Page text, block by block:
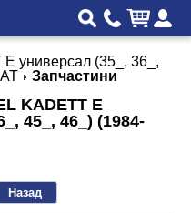
E универсал (35_, 36_,
Запчастини
KADETT E
45_, 46_) (1984-
Назад